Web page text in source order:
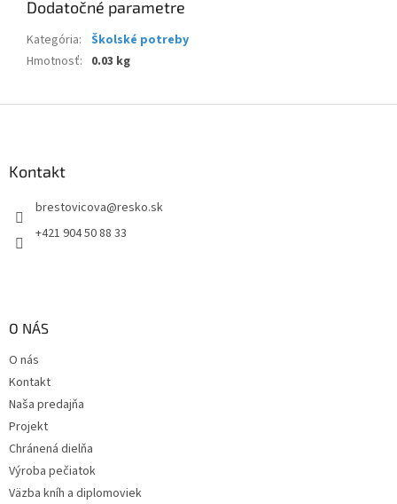
Dodatočné parametre
Kategória: Školské potreby
Hmotnosť: 0.03 kg
Kontakt
brestovicova@resko.sk
+421 904 50 88 33
O NÁS
O nás
Kontakt
Naša predajňa
Projekt
Chránená dielňa
Výroba pečiatok
Väzba kníh a diplomoviek